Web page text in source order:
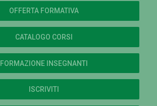
OFFERTA FORMATIVA
CATALOGO CORSI
FORMAZIONE INSEGNANTI
ISCRIVITI